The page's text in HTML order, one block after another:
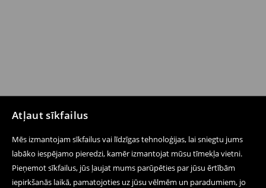
Atļaut sīkfailus
Mēs izmantojam sīkfailus vai līdzīgas tehnoloģijas, lai sniegtu jums
labāko iespējamo pieredzi, kamēr izmantojat mūsu tīmekļa vietni.
Pieņemot sīkfailus, jūs ļaujat mums parūpēties par jūsu ērtībām
iepirkšanās laikā, pamatojoties uz jūsu vēlmēm un paradumiem, jo